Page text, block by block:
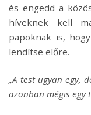
és engedd a
híveknek kell
papoknak is,
lendítse előre.
„A test ugyan egy,
azonban mégis egy